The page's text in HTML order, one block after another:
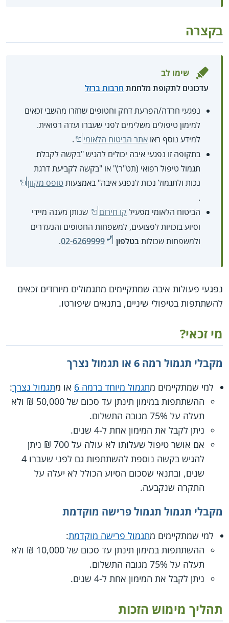
בקצרה
שימו לב
עדכונים לתקופת מלחמת חרבות ברזל
נפגעי חרדה/הפרעת דחק וחטופים שחזרו מהשבי זכאים
למימון טיפולים משלימים לפני שעברו ועדה רפואית.
למידע נוסף ראו אתר הביטוח הלאומי
.
בתקופה זו נפגעי איבה יכולים להגיש "בקשה לקבלת
תגמול טיפול רפואי (תט"ר)" או "בקשה לקביעת דרגת
נכות ולתגמול נכות לנפגע איבה" באמצעות טופס מקוון
.
הביטוח הלאומי מפעיל קו חירום
שנותן מענה מיידי
וסיוע בזכויות לפצועים, למשפחות החטופים והנעדרים
ולמשפחות שכולותבטלפון 02-6269999
.
נפגעי פעולות איבה שמתקיימים מתגמולים מיוחדים זכאים
להשתתפות בטיפולי שיניים, בתנאים שיפורטו.
מי זכאי?
מקבלי תגמול רמה 6 או תגמול נצרך
למי שמתקיימים מתגמול מיוחד ברמה 6 או מתגמול נצרך:
ההשתתפות במימון תינתן עד סכום של 50,000 ₪ ולא
תעלה על 75% מגובה התשלום.
ניתן לקבל את המימון אחת ל-4 שנים.
אם אושר טיפול שעלותו לא עולה על 700 ₪ ניתן
להגיש בקשה נוספת להשתתפות גם לפני שעברו 4
שנים, ובתנאי שסכום הסיוע הכולל לא יעלה על
התקרה שנקבעה.
מקבלי תגמול תגמול פרישה מוקדמת
למי שמתקיימים מתגמול פרישה מוקדמת:
ההשתתפות במימון תינתן עד סכום של 10,000 ₪ ולא
תעלה על 75% מגובה התשלום.
ניתן לקבל את המימון אחת ל-4 שנים.
תהליך מימוש הזכות